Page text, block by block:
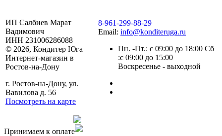
ИП Салбиев Марат
Вадимович
ИНН 231006286088
© 2026, Кондитер Юга
Интернет-магазин в
Ростов-на-Дону
г. Ростов-на-Дону, ул.
Вавилова д. 56
Посмотреть на карте
8-961-299-88-29
Email: info@konditeruga.ru
Пн. -Пт.: с 09:00 до 18:00 Сб
:с 09:00 до 15:00
Воскресенье - выходной
Принимаем к оплате